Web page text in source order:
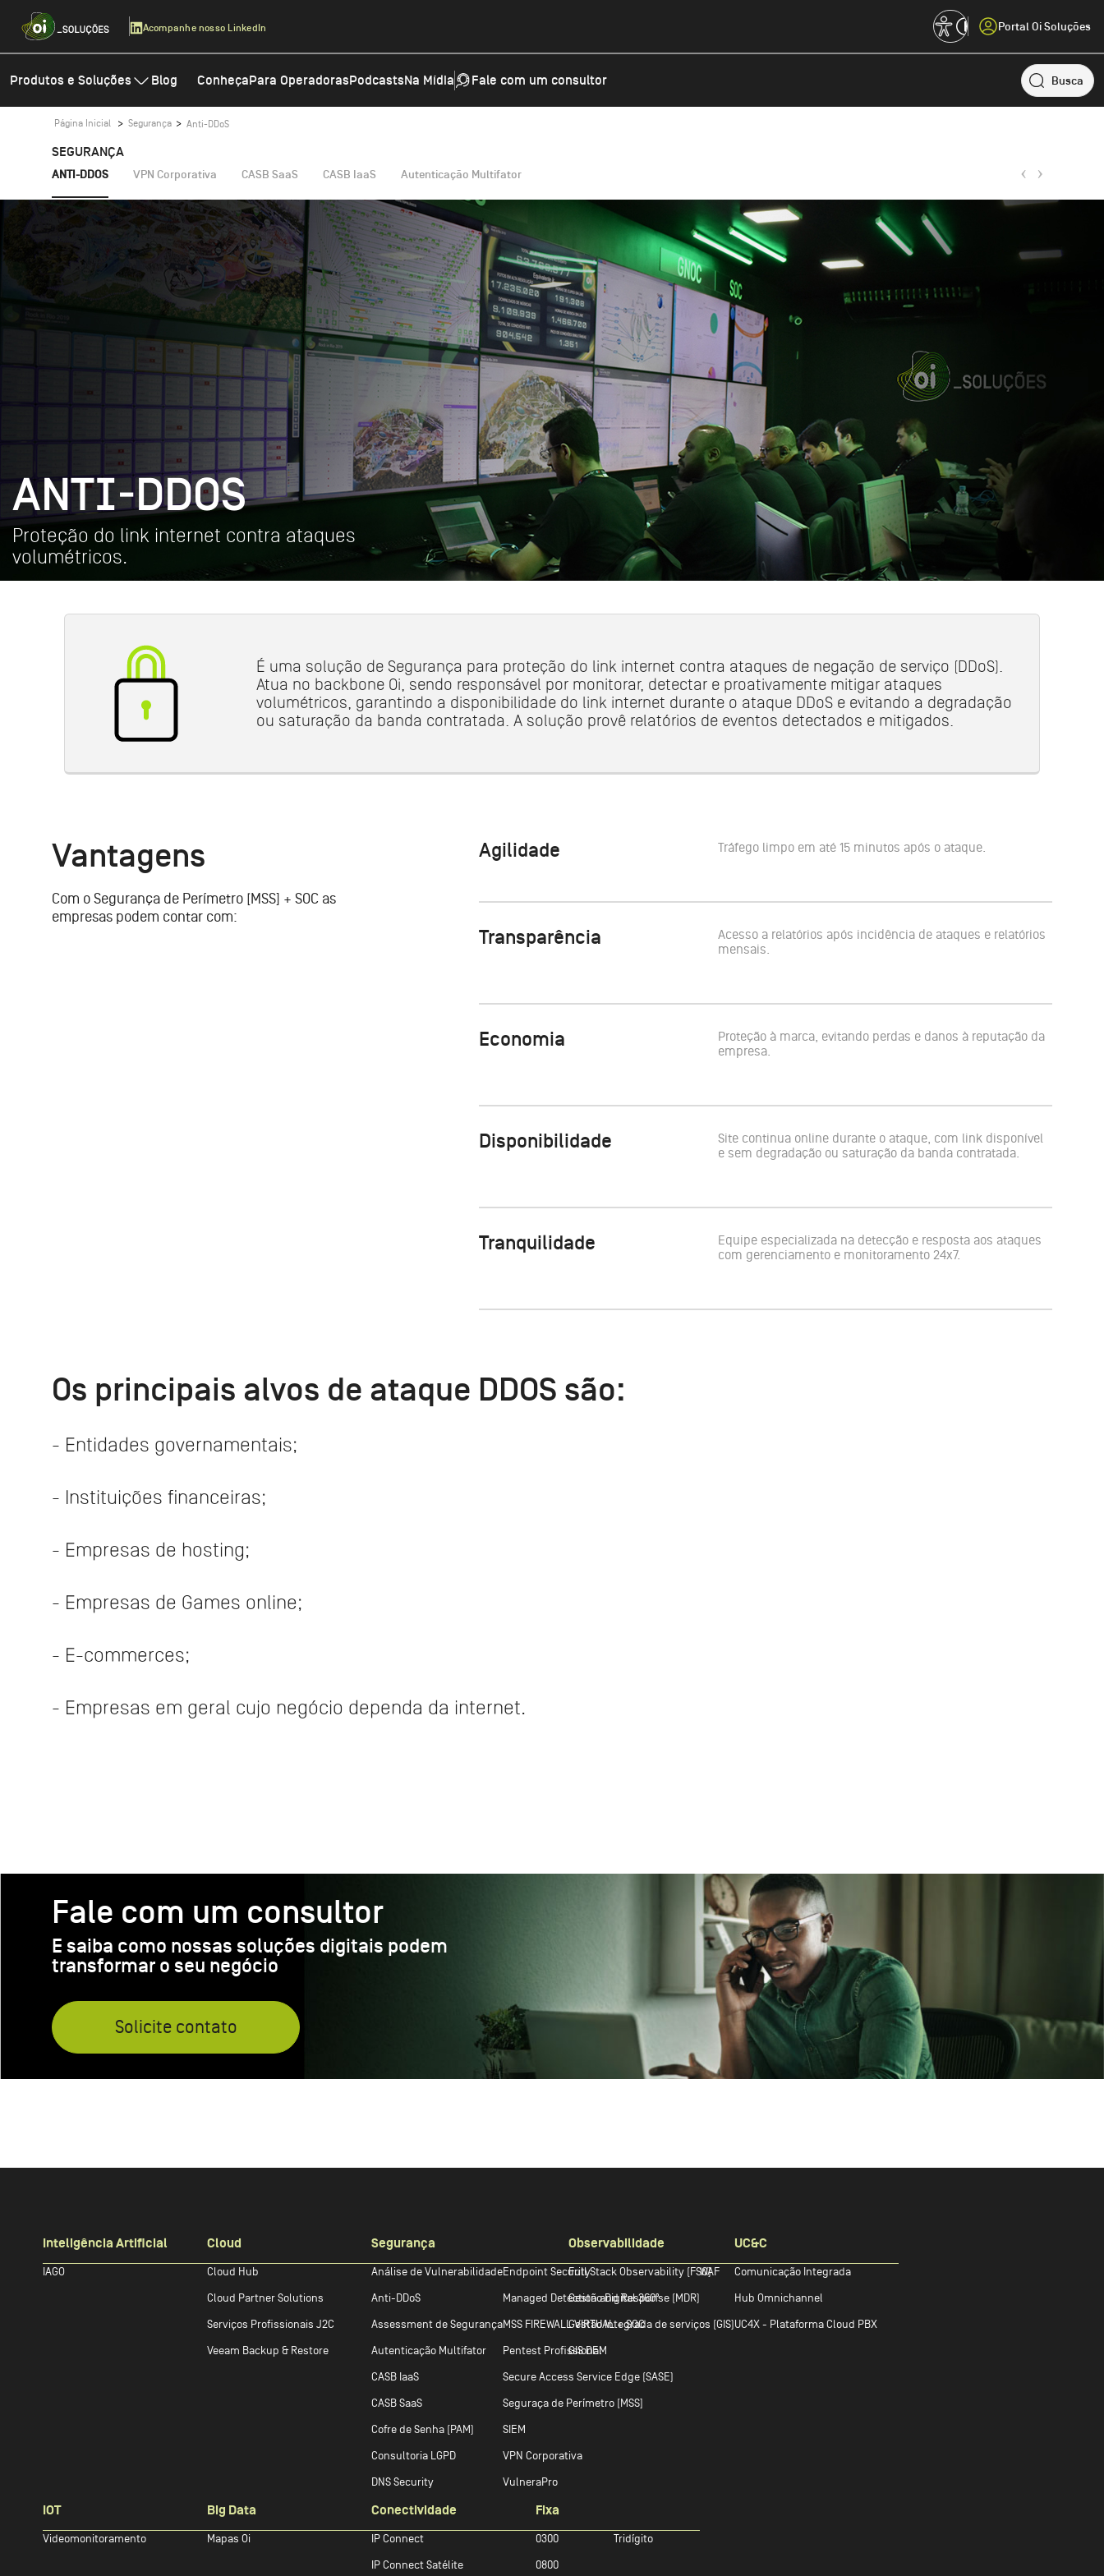
| Acompanhe nosso LinkedIn Portal Oi Soluções
Produtos e Soluções Blog ConheçaPara OperadorasPodcastsNa Mídia Fale com um consultor Busca
Inteligência Artificial Cloud
Veeam Backup & Restore
Explore Cloud
Segurança
SIEM
Explore Segurança
Outros
Internet das coisas Análise de dados e insights
Conectividade
Rede e transmissão de dados
Fixa
Serviços de telefonia
Página Inicial Segurança Anti-DDoS
SEGURANÇA
ANTI-DDOS VPN Corporativa CASB SaaS CASB IaaS Autenticação Multifator
ANTI-DDOS
Proteção do link internet contra ataques
volumétricos.
É uma solução de Segurança para proteção do link internet contra ataques de negação de serviço (DDoS).
Atua no backbone Oi, sendo responsável por monitorar, detectar e proativamente mitigar ataques
volumétricos, garantindo a disponibilidade do link internet durante o ataque DDoS e evitando a degradação
ou saturação da banda contratada. A solução provê relatórios de eventos detectados e mitigados.
Vantagens
Com o Segurança de Perímetro [MSS] + SOC as
empresas podem contar com:
Agilidade Tráfego limpo em até 15 minutos após o ataque.
Transparência
Acesso a relatórios após incidência de ataques e relatórios
mensais.
Economia
Proteção à marca, evitando perdas e danos à reputação da
empresa.
Disponibilidade
Site continua online durante o ataque, com link disponível
e sem degradação ou saturação da banda contratada.
Tranquilidade
Equipe especializada na detecção e resposta aos ataques
com gerenciamento e monitoramento 24x7.
Os principais alvos de ataque DDOS são:
- Entidades governamentais;
- Instituições financeiras;
- Empresas de hosting;
- Empresas de Games online;
- E-commerces;
- Empresas em geral cujo negócio dependa da internet.
Fale com um consultor
E saiba como nossas soluções digitais podem
transformar o seu negócio
Solicite contato
Inteligência Artificial
IAGO
Cloud
Cloud Hub
Cloud Partner Solutions
Serviços Profissionais J2C
Veeam Backup & Restore
Segurança
Análise de Vulnerabilidade
Anti-DDoS
Assessment de Segurança
Autenticação Multifator
CASB IaaS
CASB SaaS
Cofre de Senha (PAM)
Consultoria LGPD
DNS Security
Endpoint Security
Managed Detection and Response (MDR)
MSS FIREWALL VIRTUAL + SOC
Pentest Profissional
Secure Access Service Edge (SASE)
Seguraça de Perímetro [MSS]
SIEM
VPN Corporativa
VulneraPro
WAF
Observabilidade
Full Stack Observability (FSO)
Gestão Digital 360º
Gestão Integrada de serviços (GIS)
GIS DEM
UC&C
Comunicação Integrada
Hub Omnichannel
UC4X - Plataforma Cloud PBX
IOT
Videomonitoramento
Big Data
Mapas Oi
Conectividade
IP Connect
IP Connect Satélite
Fixa
0300
0800
Tridígito